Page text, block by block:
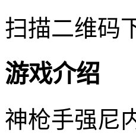
扫描二维码
游戏介绍
神枪手强尼